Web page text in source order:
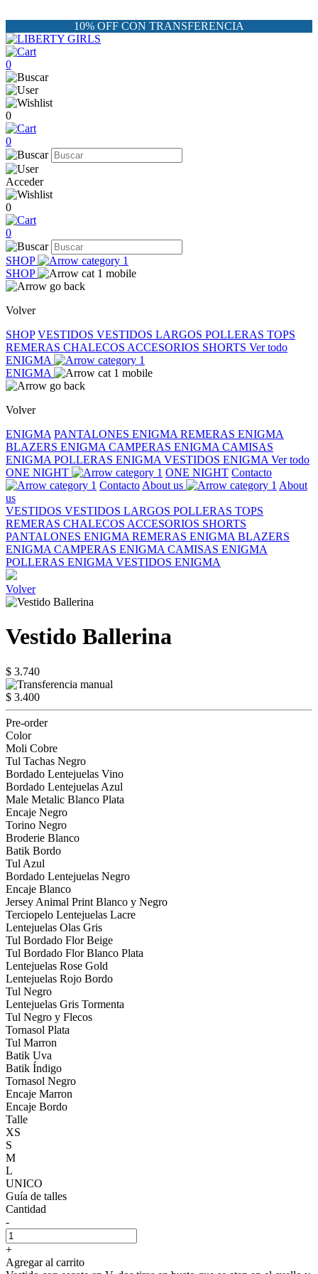
10% OFF CON TRANSFERENCIA
0
0
0
Acceder
0
0
SHOP
SHOP
Volver
SHOP VESTIDOS VESTIDOS LARGOS POLLERAS TOPS
REMERAS CHALECOS ACCESORIOS SHORTS Ver todo
ENIGMA
ENIGMA
Volver
ENIGMA PANTALONES ENIGMA REMERAS ENIGMA
BLAZERS ENIGMA CAMPERAS ENIGMA CAMISAS
ENIGMA POLLERAS ENIGMA VESTIDOS ENIGMA Ver todo
ONE NIGHT
ONE NIGHT Contacto
Contacto About us
About
us
VESTIDOS VESTIDOS LARGOS POLLERAS TOPS
REMERAS CHALECOS ACCESORIOS SHORTS
PANTALONES ENIGMA REMERAS ENIGMA BLAZERS
ENIGMA CAMPERAS ENIGMA CAMISAS ENIGMA
POLLERAS ENIGMA VESTIDOS ENIGMA
Volver
Vestido Ballerina
$ 3.740
$ 3.400
Pre-order
Color
Moli Cobre
Tul Tachas Negro
Bordado Lentejuelas Vino
Bordado Lentejuelas Azul
Male Metalic Blanco Plata
Encaje Negro
Torino Negro
Broderie Blanco
Batik Bordo
Tul Azul
Bordado Lentejuelas Negro
Encaje Blanco
Jersey Animal Print Blanco y Negro
Terciopelo Lentejuelas Lacre
Lentejuelas Olas Gris
Tul Bordado Flor Beige
Tul Bordado Flor Blanco Plata
Lentejuelas Rose Gold
Lentejuelas Rojo Bordo
Tul Negro
Lentejuelas Gris Tormenta
Tul Negro y Flecos
Tornasol Plata
Tul Marron
Batik Uva
Batik Índigo
Tornasol Negro
Encaje Marron
Encaje Bordo
Talle
XS
S
M
L
UNICO
Guía de talles
Cantidad
-
+
Agregar al carrito